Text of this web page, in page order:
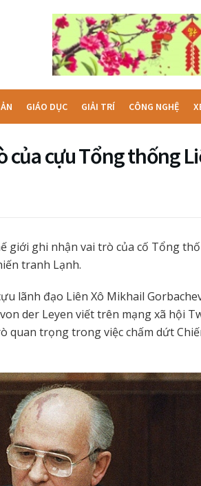
GIÁO DỤC GIẢI TRÍ CÔNG NGHỆ
của cựu Tổng thống
giới ghi nhận vai trò của cố Tổng
tranh Lạnh.
lãnh đạo Liên Xô Mikhail
der Leyen viết trên mạng xã hội
quan trọng trong việc chấm dứt